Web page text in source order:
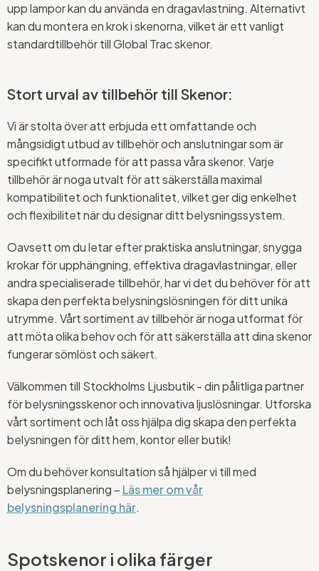
upp lampor kan du använda en dragavlastning. Alternativt
kan du montera en krok i skenorna, vilket är ett vanligt
standardtillbehör till Global Trac skenor.
Stort urval av tillbehör till Skenor:
Vi är stolta över att erbjuda ett omfattande och
mångsidigt utbud av tillbehör och anslutningar som är
specifikt utformade för att passa våra skenor. Varje
tillbehör är noga utvalt för att säkerställa maximal
kompatibilitet och funktionalitet, vilket ger dig enkelhet
och flexibilitet när du designar ditt belysningssystem.
Oavsett om du letar efter praktiska anslutningar, snygga
krokar för upphängning, effektiva dragavlastningar, eller
andra specialiserade tillbehör, har vi det du behöver för att
skapa den perfekta belysningslösningen för ditt unika
utrymme. Vårt sortiment av tillbehör är noga utformat för
att möta olika behov och för att säkerställa att dina skenor
fungerar sömlöst och säkert.
Välkommen till Stockholms Ljusbutik - din pålitliga partner
för belysningsskenor och innovativa ljuslösningar. Utforska
vårt sortiment och låt oss hjälpa dig skapa den perfekta
belysningen för ditt hem, kontor eller butik!
Om du behöver konsultation så hjälper vi till med
belysningsplanering – Läs mer om vår
belysningsplanering här.
Spotskenor i olika färger